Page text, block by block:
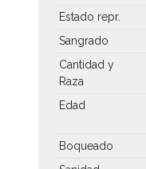
Estado repr.
Sangrado
Cantidad y
Raza
Edad
Boqueado